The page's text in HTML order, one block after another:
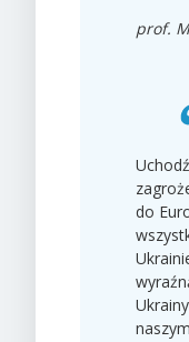
prof.
do